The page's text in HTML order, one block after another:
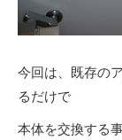
今回は、既存の
るだけで
本体を交換する